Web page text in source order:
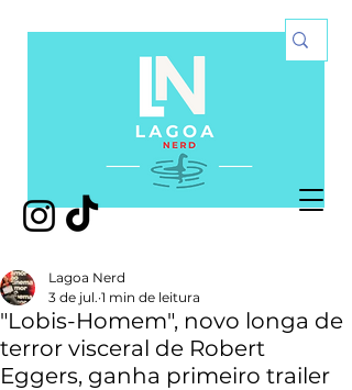
"Lobis-Homem", novo longa de
terror visceral de Robert
Eggers, ganha primeiro trailer
Lagoa Nerd
3 de jul. 1 min de leitura